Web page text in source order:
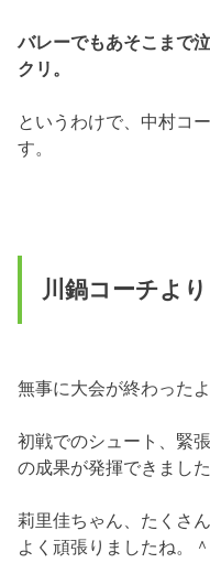
バレーでもあそこまで
クリ。
というわけで、中村コ
す。
川鍋コーチより
無事に大会が終わった
初戦でのシュート、緊
の成果が発揮できまし
莉里佳ちゃん、たくさ
よく頑張りましたね。＾